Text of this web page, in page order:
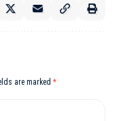
are marked *